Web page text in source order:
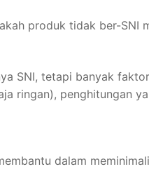
produk tidak ber-SNI
SNI, tetapi banyak
ringan), penghitungan
dalam